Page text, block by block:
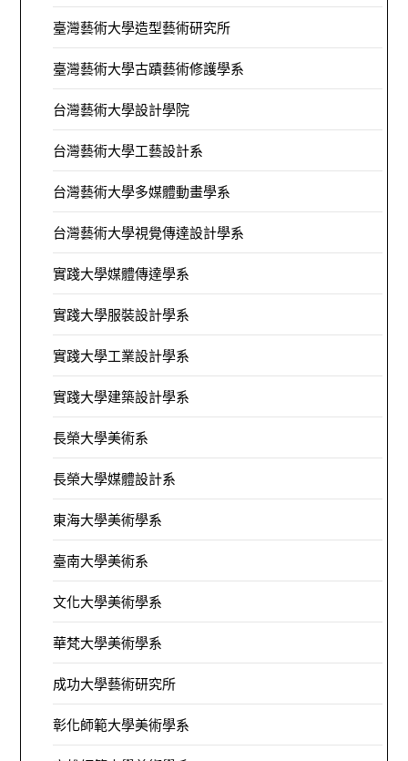
臺灣藝術大學造型藝術研究所
臺灣藝術大學古蹟藝術修護學系
台灣藝術大學設計學院
台灣藝術大學工藝設計系
台灣藝術大學多媒體動畫學系
台灣藝術大學視覺傳達設計學系
實踐大學媒體傳達學系
實踐大學服裝設計學系
實踐大學工業設計學系
實踐大學建築設計學系
長榮大學美術系
長榮大學媒體設計系
東海大學美術學系
臺南大學美術系
文化大學美術學系
華梵大學美術學系
成功大學藝術研究所
彰化師範大學美術學系